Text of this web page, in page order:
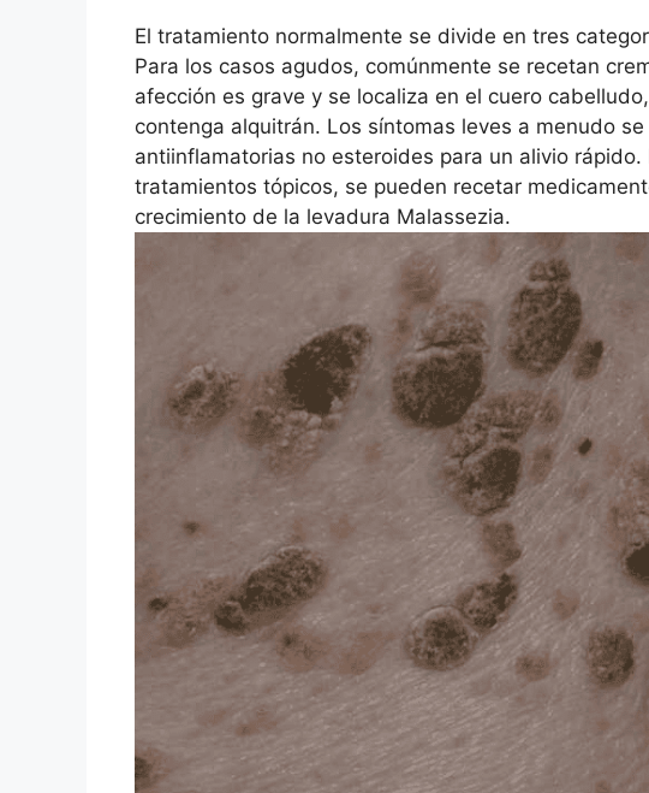
El tratamiento normalmente se divide en tres
Para los casos agudos, comúnmente se recetan
afección es grave y se localiza en el cuero
contenga alquitrán. Los síntomas leves a menudo
antiinflamatorias no esteroides para un alivio
tratamientos tópicos, se pueden recetar
crecimiento de la levadura Malassezia.